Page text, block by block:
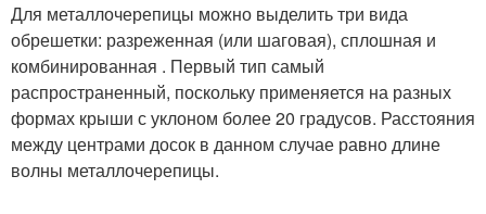
Для металлочерепицы можно выделить три вида
обрешетки: разреженная (или шаговая), сплошная и
комбинированная . Первый тип самый
распространенный, поскольку применяется на разных
формах крыши с уклоном более 20 градусов. Расстояния
между центрами досок в данном случае равно длине
волны металлочерепицы.